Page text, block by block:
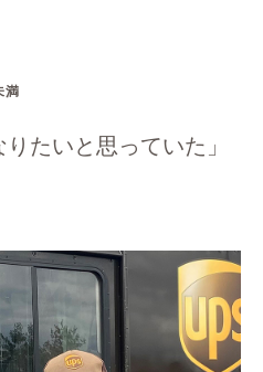
満
りたいと思っていた」